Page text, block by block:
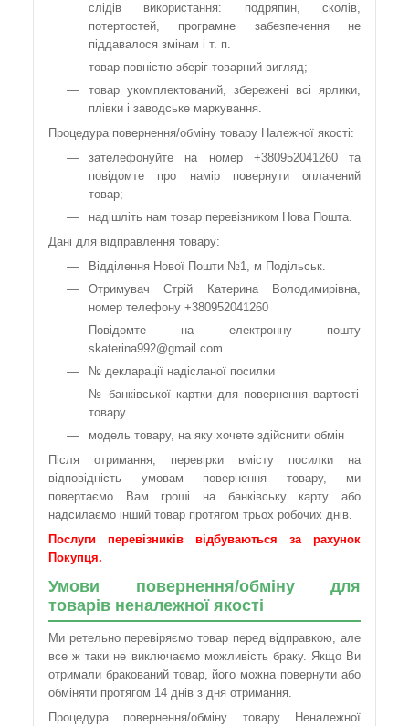
слідів використання: подряпин, сколів,
потертостей, програмне забезпечення не
піддавалося змінам і т. п.
товар повністю зберіг товарний вигляд;
товар укомплектований, збережені всі ярлики,
плівки і заводське маркування.
Процедура повернення/обміну товару Належної якості:
зателефонуйте на номер +380952041260 та
повідомте про намір повернути оплачений
товар;
надішліть нам товар перевізником Нова Пошта.
Дані для відправлення товару:
Відділення Нової Пошти №1, м Подільськ.
Отримувач Стрій Катерина Володимирівна,
номер телефону +380952041260
Повідомте на електронну пошту
skaterina992@gmail.com
№ декларації надісланої посилки
№ банківської картки для повернення вартості
товару
модель товару, на яку хочете здійснити обмін
Після отримання, перевірки вмісту посилки на
відповідність умовам повернення товару, ми
повертаємо Вам гроші на банківську карту або
надсилаємо інший товар протягом трьох робочих днів.
Послуги перевізників відбуваються за рахунок
Покупця.
Умови повернення/обміну для
товарів неналежної якості
Ми ретельно перевіряємо товар перед відправкою, але
все ж таки не виключаємо можливість браку. Якщо Ви
отримали бракований товар, його можна повернути або
обміняти протягом 14 днів з дня отримання.
Процедура повернення/обміну товару Неналежної